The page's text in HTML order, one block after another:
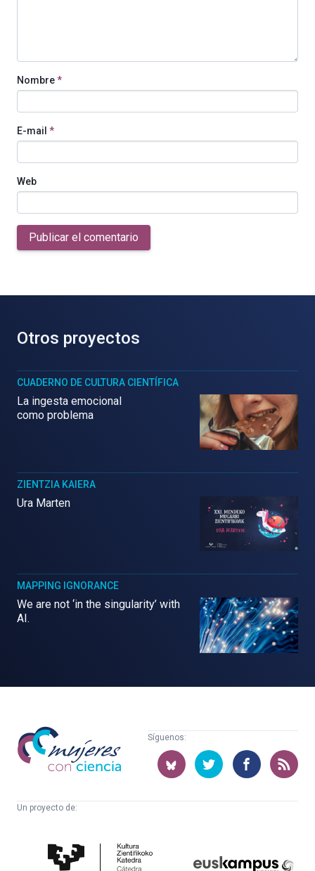
Nombre*
E-mail *
Web
Publicar el comentario
Otros proyectos
CUADERNO DE CULTURA CIENTÍFICA
La ingesta emocional
como problema
ZIENTZIA KAIERA
Ura Marten
MAPPING IGNORANCE
We are not ‘in the singularity’ with
AI.
Mujeres
con
ciencia
Síguenos:
Un proyecto de:
Cultura